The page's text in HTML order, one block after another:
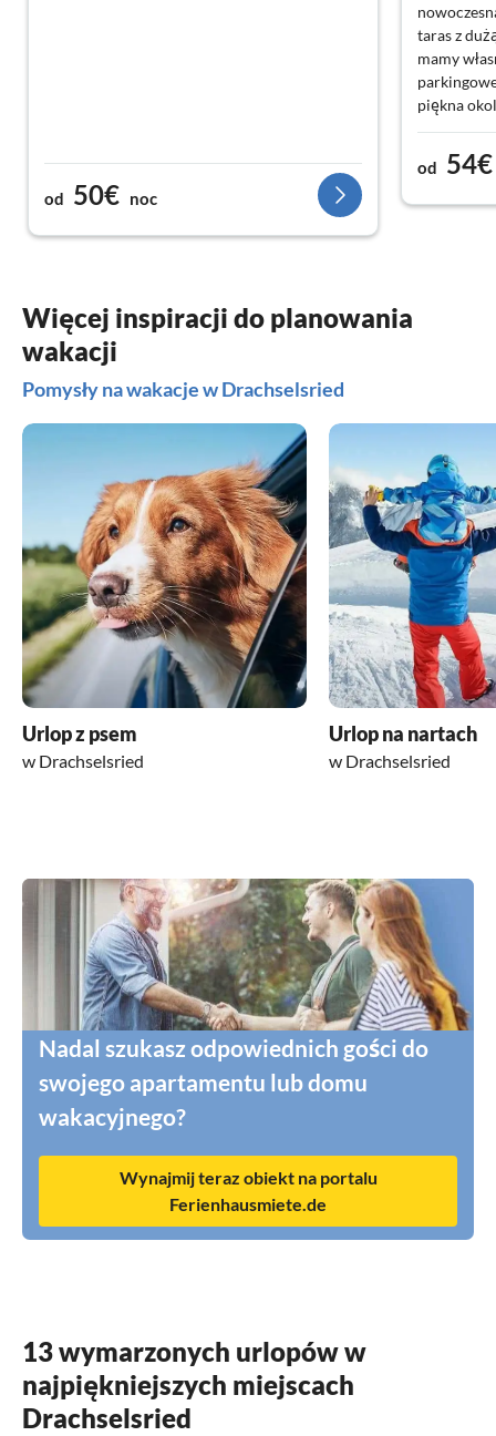
od 50€ noc
taras z
mamy
piękna
od 54€
Więcej inspiracji do planowania
wakacji
Pomysły na wakacje w Drachselsried
Urlop z psem
w Drachselsried
Urlop na nartach
w Drachselsried
Nadal szukasz odpowiednich gości do
swojego apartamentu lub domu
wakacyjnego?
Wynajmij teraz obiekt na portalu
Ferienhausmiete.de
13 wymarzonych urlopów w
najpiękniejszych miejscach
Drachselsried